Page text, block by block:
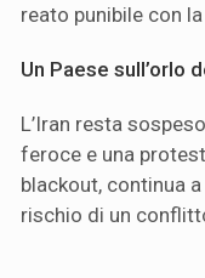
reato punibile con la
Un Paese sull’orlo
L’Iran resta
feroce e una
blackout, continua
rischio di un